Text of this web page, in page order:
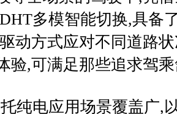
多模智能切换,具备
动方式应对不同道路
验,可满足那些追求驾
纯电应用场景覆盖广,